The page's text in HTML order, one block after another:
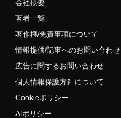
会社概要
著者一覧
著作権/免責事項について
情報提供/記事へのお問い合わせ
広告に関するお問い合わせ
個人情報保護方針について
Cookieポリシー
AIポリシー